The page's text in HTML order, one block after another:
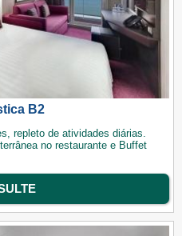
B2
repleto de atividades diárias.
no restaurante e Buffet